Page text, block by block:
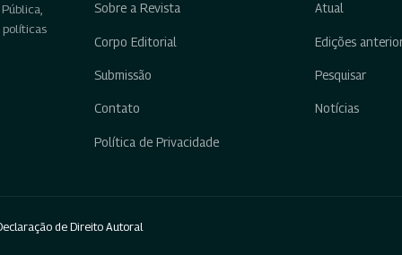
políticas
Sobre a Revista
Corpo Editorial
Submissão
Contato
Política de Privacidade
Atual
Edições
Pesquisar
Notícias
de Direito Autoral